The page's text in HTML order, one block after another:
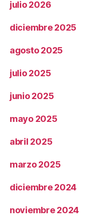
julio 2026
diciembre 2025
agosto 2025
julio 2025
junio 2025
mayo 2025
abril 2025
marzo 2025
diciembre 2024
noviembre 2024